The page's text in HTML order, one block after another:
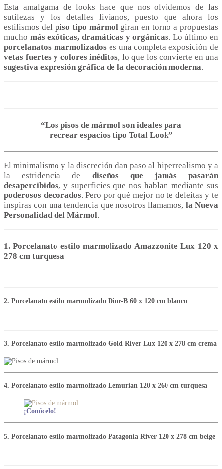
Esta amalgama de looks hace que nos olvidemos de las
sutilezas y los detalles livianos, puesto que ahora los
estilismos del piso tipo mármol giran en torno a propuestas
mucho más exóticas, dramáticas y orgánicas. Lo último en
porcelanatos marmolizadoses una completa exposición de
vetas fuertes y colores inéditos, lo que los convierte en una
sugestiva expresión gráfica de la decoración moderna.
“Los pisos de mármol son ideales para
recrear espacios tipo Total Look”
El minimalismo y la discreción dan paso al hiperrealismo y a
la estridencia de diseños que jamás pasarán
desapercibidos, y superficies que nos hablan mediante sus
poderosos decorados. Pero por qué mejor no te deleitas y te
inspiras con una tendencia que nosotros llamamos, la Nueva
Personalidad del Mármol.
1. Porcelanato estilo marmolizado Amazzonite Lux 120 x
278 cm turquesa
2. Porcelanato estilo marmolizado Dior-B 60 x 120 cm blanco
3. Porcelanato estilo marmolizado Gold River Lux 120 x 278 cm crema
4. Porcelanato estilo marmolizado Lemurian 120 x 260 cm turquesa
¡Conócelo!
5. Porcelanato estilo marmolizado Patagonia River 120 x 278 cm beige